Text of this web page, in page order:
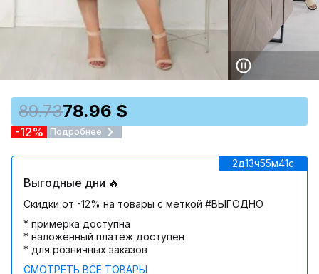
89.7378.96 $
-12% Подробнее
2д13ч55м41c
Выгодные дни 🔥
Скидки от -12% на товары с меткой #ВЫГОДНО
* примерка доступна
* наложенный платёж доступен
* для розничных заказов
СМОТРЕТЬ ВСЕ ТОВАРЫ